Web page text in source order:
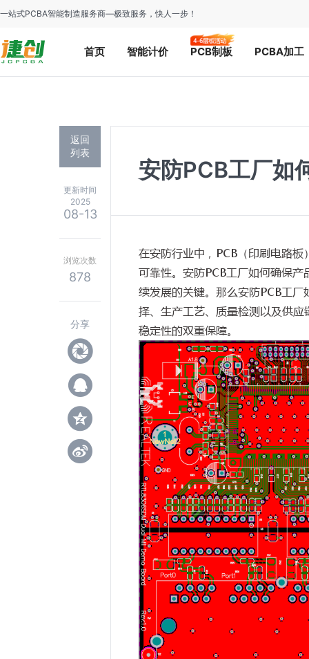
一站式PCBA智能制造服务商—极致服务，快人一步！
首页 智能计价 PCB制板 PCBA加工
返回
列表
更新时间
2025
08-13
浏览次数
878
分享
安防PCB工厂如
在安防行业中，PCB（印刷电路
可靠性。安防PCB工厂如何确保
续发展的关键。那么安防PCB工
择、生产工艺、质量检测以及供
稳定性的双重保障。